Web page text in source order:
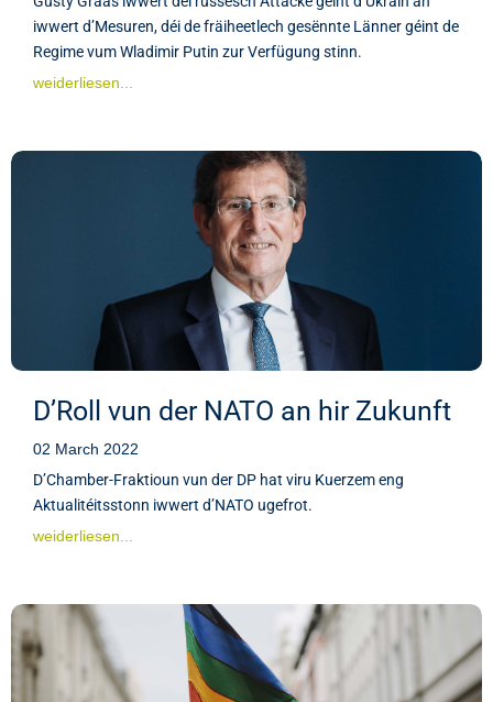
iwwert d’Mesuren, déi de fräiheetlech gesënnte Länner géint de
Regime vum Wladimir Putin zur Verfügung stinn.
weiderliesen...
D’Roll vun der NATO an hir Zukunft
02 March 2022
D’Chamber-Fraktioun vun der DP hat viru Kuerzem eng
Aktualitéitsstonn iwwert d’NATO ugefrot.
weiderliesen...